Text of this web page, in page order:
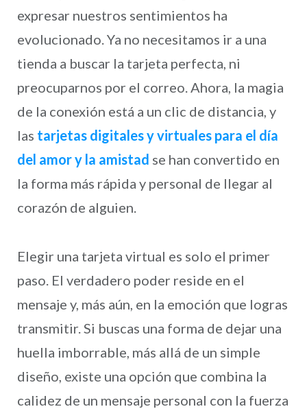
expresar nuestros sentimientos ha
evolucionado. Ya no necesitamos ir a una
tienda a buscar la tarjeta perfecta, ni
preocuparnos por el correo. Ahora, la magia
de la conexión está a un clic de distancia, y
las tarjetas digitales y virtuales para el día
del amor y la amistad se han convertido en
la forma más rápida y personal de llegar al
corazón de alguien.
Elegir una tarjeta virtual es solo el primer
paso. El verdadero poder reside en el
mensaje y, más aún, en la emoción que logras
transmitir. Si buscas una forma de dejar una
huella imborrable, más allá de un simple
diseño, existe una opción que combina la
calidez de un mensaje personal con la fuerza